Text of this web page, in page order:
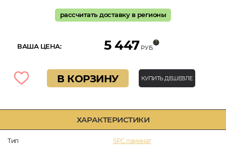
ХАРАКТЕРИСТИКИ
Тип
SPC ламинат
рассчитать доставку в регионы
ВАША ЦЕНА: 5 447 РУБ.
В КОРЗИНУ КУПИТЬ ДЕШЕВЛЕ